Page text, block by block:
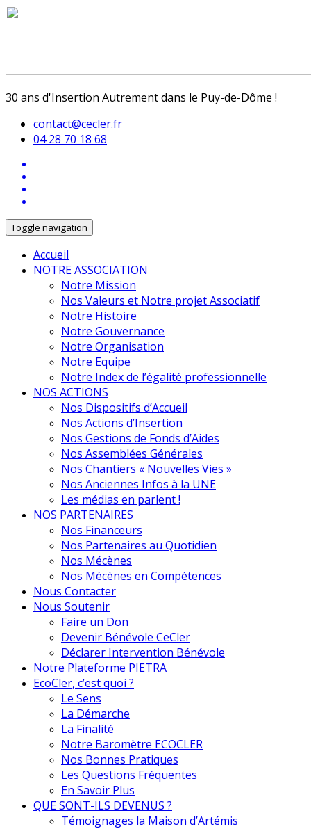
30 ans d'Insertion Autrement dans le Puy-de-Dôme !
contact@cecler.fr
04 28 70 18 68
Toggle navigation
Accueil
NOTRE ASSOCIATION
Notre Mission
Nos Valeurs et Notre projet Associatif
Notre Histoire
Notre Gouvernance
Notre Organisation
Notre Equipe
Notre Index de l’égalité professionnelle
NOS ACTIONS
Nos Dispositifs d’Accueil
Nos Actions d’Insertion
Nos Gestions de Fonds d’Aides
Nos Assemblées Générales
Nos Chantiers « Nouvelles Vies »
Nos Anciennes Infos à la UNE
Les médias en parlent !
NOS PARTENAIRES
Nos Financeurs
Nos Partenaires au Quotidien
Nos Mécènes
Nos Mécènes en Compétences
Nous Contacter
Nous Soutenir
Faire un Don
Devenir Bénévole CeCler
Déclarer Intervention Bénévole
Notre Plateforme PIETRA
EcoCler, c’est quoi ?
Le Sens
La Démarche
La Finalité
Notre Baromètre ECOCLER
Nos Bonnes Pratiques
Les Questions Fréquentes
En Savoir Plus
QUE SONT-ILS DEVENUS ?
Témoignages la Maison d’Artémis